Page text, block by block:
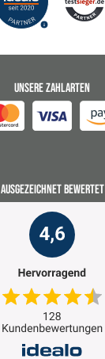
UNSERE ZAHLARTEN
AUSGEZEICHNET BEWERTET